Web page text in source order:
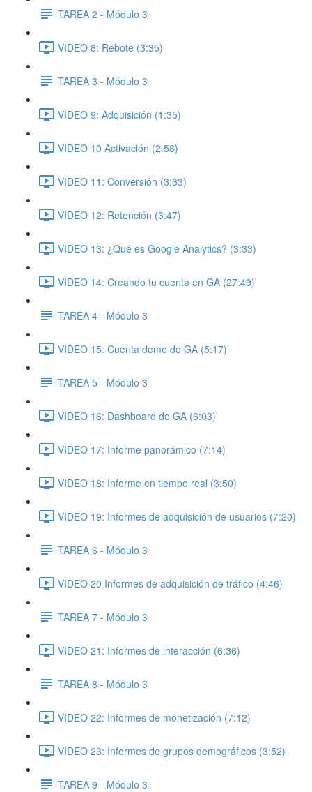
TAREA 2 - Módulo 3
VIDEO 8: Rebote (3:35)
TAREA 3 - Módulo 3
VIDEO 9: Adquisición (1:35)
VIDEO 10 Activación (2:58)
VIDEO 11: Conversión (3:33)
VIDEO 12: Retención (3:47)
VIDEO 13: ¿Qué es Google Analytics? (3:33)
VIDEO 14: Creando tu cuenta en GA (27:49)
TAREA 4 - Módulo 3
VIDEO 15: Cuenta demo de GA (5:17)
TAREA 5 - Módulo 3
VIDEO 16: Dashboard de GA (6:03)
VIDEO 17: Informe panorámico (7:14)
VIDEO 18: Informe en tiempo real (3:50)
VIDEO 19: Informes de adquisición de usuarios (7:20)
TAREA 6 - Módulo 3
VIDEO 20 Informes de adquisición de tráfico (4:46)
TAREA 7 - Módulo 3
VIDEO 21: Informes de interacción (6:36)
TAREA 8 - Módulo 3
VIDEO 22: Informes de monetización (7:12)
VIDEO 23: Informes de grupos demográficos (3:52)
TAREA 9 - Módulo 3